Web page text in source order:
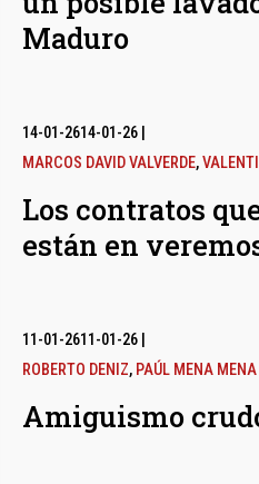
Maduro
14-01-2614-01-26
MARCOS DAVID VALVERDE,
Los contratos
están en
11-01-2611-01-26
ROBERTO DENIZ, PAÚL MENA MENA
Amiguismo